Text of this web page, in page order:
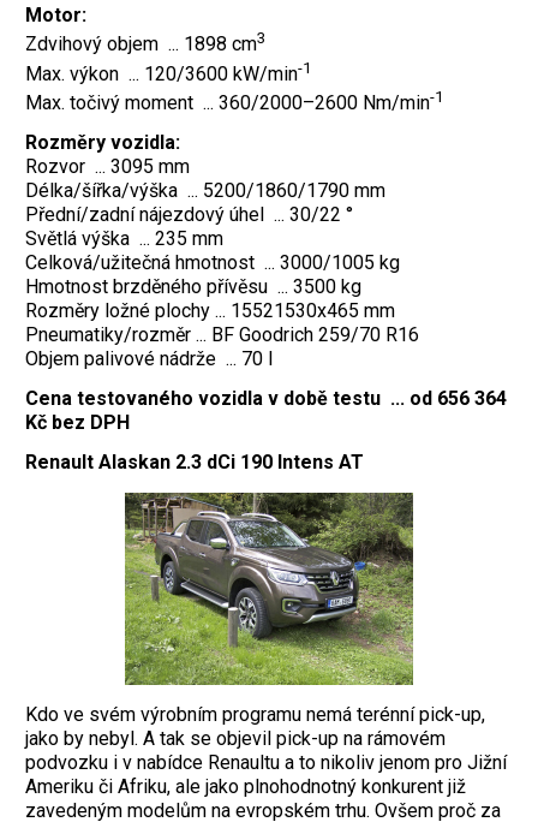
Motor:
Zdvihový objem ... 1898 cm3
Max. výkon ... 120/3600 kW/min-1
Max. točivý moment ... 360/2000–2600 Nm/min-1
Rozměry vozidla:
Rozvor ... 3095 mm
Délka/šířka/výška ... 5200/1860/1790 mm
Přední/zadní nájezdový úhel ... 30/22 °
Světlá výška ... 235 mm
Celková/užitečná hmotnost ... 3000/1005 kg
Hmotnost brzděného přívěsu ... 3500 kg
Rozměry ložné plochy ... 15521530x465 mm
Pneumatiky/rozměr ... BF Goodrich 259/70 R16
Objem palivové nádrže ... 70 l
Cena testovaného vozidla v době testu ... od 656 364
Kč bez DPH
Renault Alaskan 2.3 dCi 190 Intens AT
Kdo ve svém výrobním programu nemá terénní pick-up,
jako by nebyl. A tak se objevil pick-up na rámovém
podvozku i v nabídce Renaultu a to nikoliv jenom pro Jižní
Ameriku či Afriku, ale jako plnohodnotný konkurent již
zavedeným modelům na evropském trhu. Ovšem proč za